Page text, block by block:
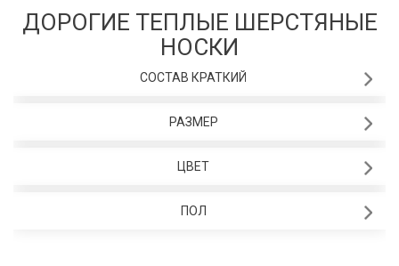
ДОРОГИЕ ТЕПЛЫЕ ШЕРСТЯНЫЕ
НОСКИ
СОСТАВ КРАТКИЙ
РАЗМЕР
ЦВЕТ
ПОЛ